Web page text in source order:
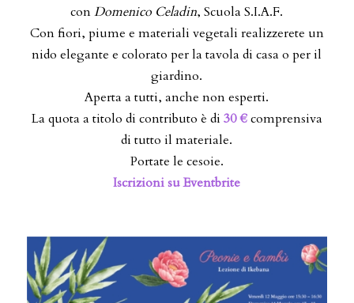
conDomenico Celadin, Scuola S.I.A.F.
Con fiori, piume e materiali vegetali realizzerete un
nido elegante e colorato per la tavola di casa o per il
giardino.
Aperta a tutti, anche non esperti.
La quota a titolo di contributo è di 30 €comprensiva
di tutto il materiale.
Portate le cesoie.
Iscrizioni su Eventbrite